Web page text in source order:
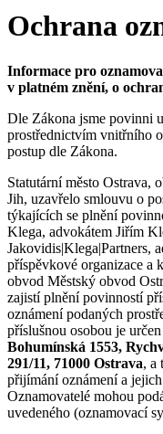
Ochrana
Informace pro
v platném znění, o
Dle Zákona jsme povinni
prostřednictvím vnitřního
postup dle Zákona.
Statutární město Ostrava,
Jih, uzavřelo smlouvu o
týkajících se plnění
Klega, advokátem Jiřím
Jakovidis|Klega|Partners,
příspěvkové organizace a
obvod Městský obvod
zajistí plnění povinností
oznámení podaných
příslušnou osobou je určen
Bohumínská 1553,
291/11, 71000 Ostrava, a
přijímání oznámení a
Oznamovatelé mohou
uvedeného (oznamovací